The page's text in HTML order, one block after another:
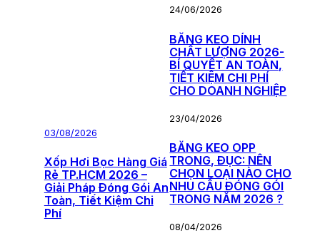
03/08/2026
Xốp Hơi Bọc Hàng Giá
Rẻ TP.HCM 2026 –
Giải Pháp Đóng Gói An
Toàn, Tiết Kiệm Chi
Phí
24/06/2026
BĂNG KEO DÍNH
CHẤT LƯỢNG 2026-
BÍ QUYẾT AN TOÀN,
TIẾT KIỆM CHI PHÍ
CHO DOANH NGHIỆP
23/04/2026
BĂNG KEO OPP
TRONG, ĐỤC: NÊN
CHỌN LOẠI NÀO CHO
NHU CẦU ĐÓNG GÓI
TRONG NĂM 2026 ?
08/04/2026